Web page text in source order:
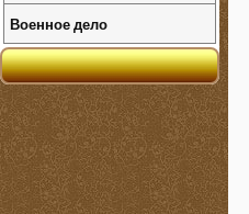
Военное дело